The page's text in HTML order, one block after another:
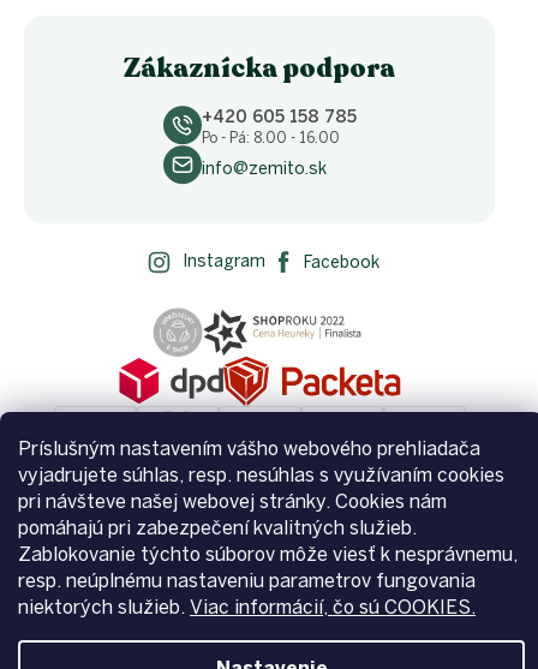
Príslušným nastavením vášho webového prehliadača
vyjadrujete súhlas, resp. nesúhlas s využívaním cookies
pri návšteve našej webovej stránky. Cookies nám
pomáhajú pri zabezpečení kvalitných služieb.
Zablokovanie týchto súborov môže viesť k nesprávnemu,
resp. neúplnému nastaveniu parametrov fungovania
niektorých služieb. Viac informácií, čo sú COOKIES.
Zákaznícka podpora
+420 605 158 785
Po - Pá: 8.00 - 16.00
info@zemito.sk
Instagram Facebook
Vytvoril Shoptet
Copyright 2026Zemito.sk. Všetky práva vyhradené. Upraviť